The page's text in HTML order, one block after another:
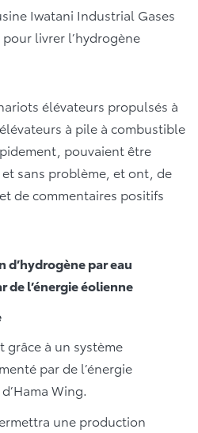
Iwatani Industrial Gases
livrer l’hydrogène
élévateurs propulsés à
à pile à combustible
pouvaient être
sans problème, et ont, de
de commentaires positifs
d’hydrogène par eau
de l’énergie éolienne
grâce à un système
par de l’énergie
Wing.
une production